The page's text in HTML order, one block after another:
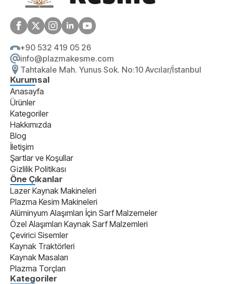
+90 532 419 05 26
info@plazmakesme.com
Tahtakale Mah. Yunus Sok. No:10 Avcılar/İstanbul
Kurumsal
Anasayfa
Ürünler
Kategoriler
Hakkımızda
Blog
İletişim
Şartlar ve Koşullar
Gizlilik Politikası
Öne Çıkanlar
Lazer Kaynak Makineleri
Plazma Kesim Makineleri
Alüminyum Alaşımları İçin Sarf Malzemeler
Özel Alaşımları Kaynak Sarf Malzemleri
Çevirici Sisemler
Kaynak Traktörleri
Kaynak Masaları
Plazma Torçları
Kategoriler